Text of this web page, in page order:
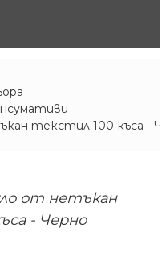
текстил 100 къса -
от нетъкан
- Черно